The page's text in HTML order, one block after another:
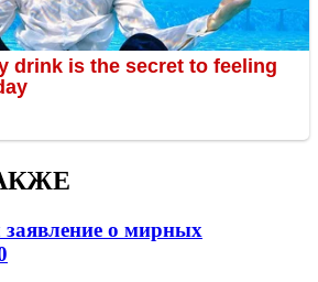
заявление о мирных